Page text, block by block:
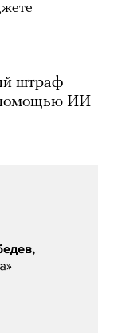
штраф
помощью ИИ